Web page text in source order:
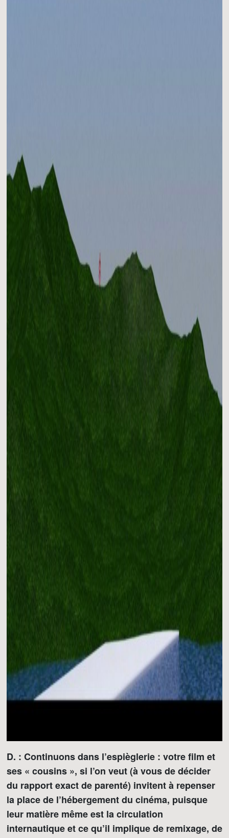
D. : Continuons dans l’espièglerie : votre film et
ses « cousins », si l’on veut (à vous de décider
du rapport exact de parenté) invitent à repenser
la place de l’hébergement du cinéma, puisque
leur matière même est la circulation
internautique et ce qu’il implique de remixage, de